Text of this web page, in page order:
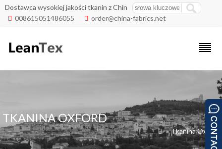
Dostawca wysokiej jakości tkanin z Chin
 008615051486055  order@china-fabrics.net
TKANINA OXFORD
 »Tkanina Oxford